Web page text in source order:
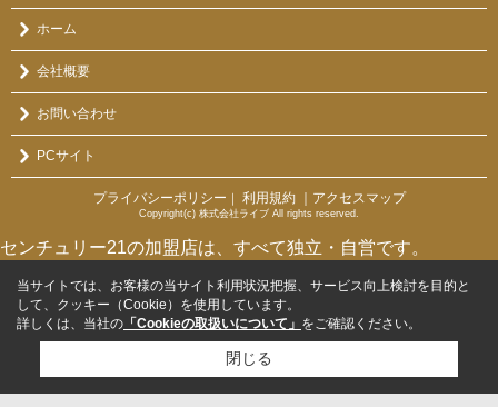
ホーム
会社概要
お問い合わせ
PCサイト
プライバシーポリシー ｜ 利用規約 ｜アクセスマップ
Copyright(c) 株式会社ライブ All rights reserved.
センチュリー21の加盟店は、すべて独立・自営です。
当サイトでは、お客様の当サイト利用状況把握、サービス向上検討を目的と
して、クッキー（Cookie）を使用しています。
詳しくは、当社の 「Cookieの取扱いについて」 をご確認ください。
閉じる